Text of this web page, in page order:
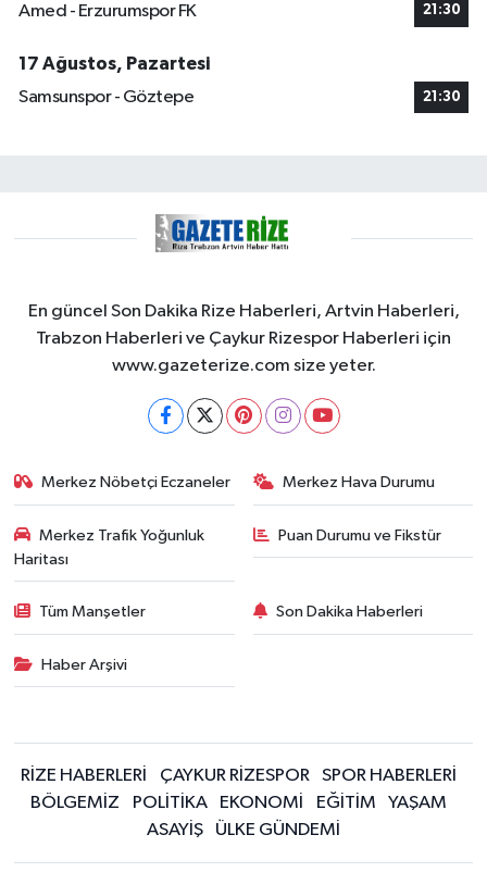
Amed - Erzurumspor FK 21:30
17 Ağustos, Pazartesi
Samsunspor - Göztepe
21:30
En güncel Son Dakika Rize Haberleri, Artvin Haberleri,
Trabzon Haberleri ve Çaykur Rizespor Haberleri için
www.gazeterize.com size yeter.
Merkez Nöbetçi Eczaneler Merkez Hava Durumu
Merkez Trafik Yoğunluk
Haritası
Puan Durumu ve Fikstür
Tüm Manşetler Son Dakika Haberleri
Haber Arşivi
RİZE HABERLERİ ÇAYKUR RİZESPOR
SPOR HABERLERİ
BÖLGEMİZ
POLİTİKA EKONOMİ EĞİTİM
YAŞAM
ASAYİŞ
ÜLKE GÜNDEMİ